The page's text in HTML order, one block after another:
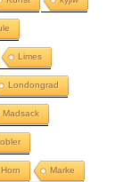
Limes
Londongrad
Madsack
Marke